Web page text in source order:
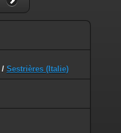
/ Sestrières (Italie)